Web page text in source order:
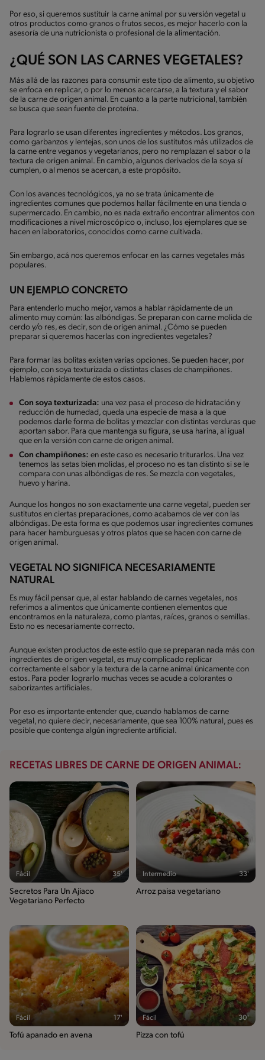
Por eso, si queremos sustituir la carne animal por su versión vegetal u
otros productos como granos o frutos secos, es mejor hacerlo con la
asesoría de una nutricionista o profesional de la alimentación.
¿QUÉ SON LAS CARNES VEGETALES?
Más allá de las razones para consumir este tipo de alimento, su objetivo
se enfoca en replicar, o por lo menos acercarse, a la textura y el sabor
de la carne de origen animal. En cuanto a la parte nutricional, también
se busca que sean fuente de proteína.
Para lograrlo se usan diferentes ingredientes y métodos. Los granos,
como garbanzos y lentejas, son unos de los sustitutos más utilizados de
la carne entre veganos y vegetarianos, pero no remplazan el sabor o la
textura de origen animal. En cambio, algunos derivados de la soya sí
cumplen, o al menos se acercan, a este propósito.
Con los avances tecnológicos, ya no se trata únicamente de
ingredientes comunes que podemos hallar fácilmente en una tienda o
supermercado. En cambio, no es nada extraño encontrar alimentos con
modificaciones a nivel microscópico o, incluso, los ejemplares que se
hacen en laboratorios, conocidos como carne cultivada.
Sin embargo, acá nos queremos enfocar en las carnes vegetales más
populares.
UN EJEMPLO CONCRETO
Para entenderlo mucho mejor, vamos a hablar rápidamente de un
alimento muy común: las albóndigas. Se preparan con carne molida de
cerdo y/o res, es decir, son de origen animal. ¿Cómo se pueden
preparar si queremos hacerlas con ingredientes vegetales?
Para formar las bolitas existen varias opciones. Se pueden hacer, por
ejemplo, con soya texturizada o distintas clases de champiñones.
Hablemos rápidamente de estos casos.
Con soya texturizada: una vez pasa el proceso de hidratación y
reducción de humedad, queda una especie de masa a la que
podemos darle forma de bolitas y mezclar con distintas verduras que
aportan sabor. Para que mantenga su figura, se usa harina, al igual
que en la versión con carne de origen animal.
Con champiñones: en este caso es necesario triturarlos. Una vez
tenemos las setas bien molidas, el proceso no es tan distinto si se le
compara con unas albóndigas de res. Se mezcla con vegetales,
huevo y harina.
Aunque los hongos no son exactamente una carne vegetal, pueden ser
sustitutos en ciertas preparaciones, como acabamos de ver con las
albóndigas. De esta forma es que podemos usar ingredientes comunes
para hacer hamburguesas y otros platos que se hacen con carne de
origen animal.
VEGETAL NO SIGNIFICA NECESARIAMENTE
NATURAL
Es muy fácil pensar que, al estar hablando de carnes vegetales, nos
referimos a alimentos que únicamente contienen elementos que
encontramos en la naturaleza, como plantas, raíces, granos o semillas.
Esto no es necesariamente correcto.
Aunque existen productos de este estilo que se preparan nada más con
ingredientes de origen vegetal, es muy complicado replicar
correctamente el sabor y la textura de la carne animal únicamente con
estos. Para poder lograrlo muchas veces se acude a colorantes o
saborizantes artificiales.
Por eso es importante entender que, cuando hablamos de carne
vegetal, no quiere decir, necesariamente, que sea 100% natural, pues es
posible que contenga algún ingrediente artificial.
RECETAS LIBRES DE CARNE DE ORIGEN ANIMAL:
Fácil 35'
Secretos Para Un Ajiaco
Vegetariano Perfecto
Intermedio 33'
Arroz paisa vegetariano
Fácil 17'
Tofú apanado en avena
Fácil 30'
Pizza con tofú